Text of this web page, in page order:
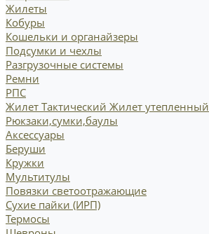
Жилеты
Кобуры
Кошельки и органайзеры
Подсумки и чехлы
Разгрузочные системы
Ремни
РПС
Жилет Тактический Жилет утепленный
Рюкзаки,сумки,баулы
Аксессуары
Беруши
Кружки
Мультитулы
Повязки светоотражающие
Сухие пайки (ИРП)
Термосы